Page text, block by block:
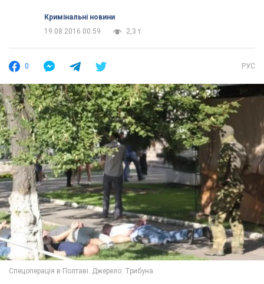
Кримінальні новини
19.08.2016 00:59
2,3 т.
0 РУС